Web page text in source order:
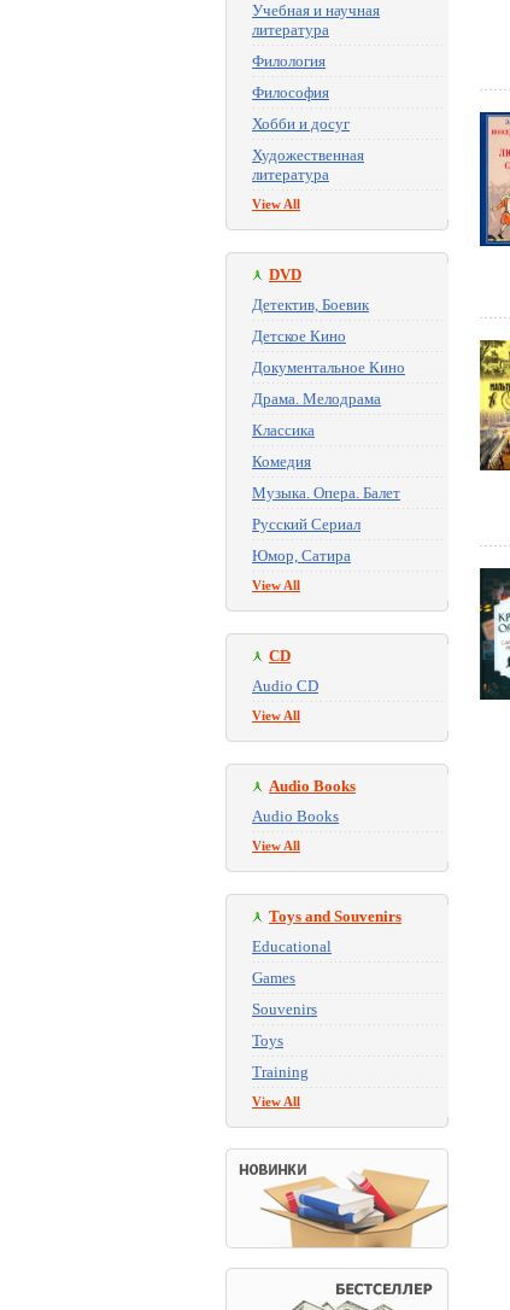
Учебная и научная
литература
Филология
Философия
Хобби и досуг
Художественная
литература
View All
DVD
Детектив, Боевик
Детское Кино
Документальное Кино
Драма. Мелодрама
Классика
Комедия
Музыка. Опера. Балет
Русский Сериал
Юмор, Сатира
View All
CD
Audio CD
View All
Audio Books
Audio Books
View All
Toys and Souvenirs
Educational
Games
Souvenirs
Toys
Training
View All